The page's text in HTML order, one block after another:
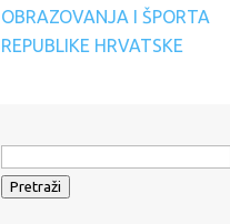
OBRAZOVANJA I ŠPORTA
REPUBLIKE HRVATSKE
Pretraži: